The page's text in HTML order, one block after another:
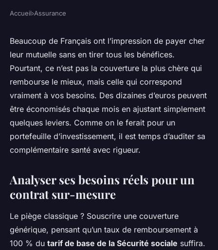
Meilleures astuces pour
maximiser les
remboursements de votre
mutuelle santé
Nora •06/05/2026 18:15•11 min de lecture
Accueil›Assurance
Beaucoup de Français ont l’impression de payer cher
leur mutuelle sans en tirer tous les bénéfices.
Pourtant, ce n’est pas la couverture la plus chère qui
rembourse le mieux, mais celle qui correspond
vraiment à vos besoins. Des dizaines d’euros peuvent
être économisés chaque mois en ajustant simplement
quelques leviers. Comme on le ferait pour un
portefeuille d’investissement, il est temps d’auditer sa
complémentaire santé avec rigueur.
Analyser ses besoins réels pour un
contrat sur-mesure
Le piège classique ? Souscrire une couverture
générique, pensant qu’un taux de remboursement à
100 % du tarif de base de la Sécurité sociale suffira.